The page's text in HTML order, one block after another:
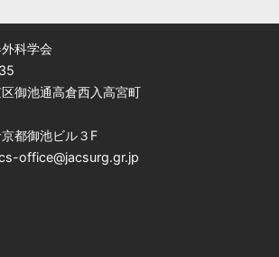
科学会
御池通高倉西入高宮町
都御池ビル３F
office@jacsurg.gr.jp